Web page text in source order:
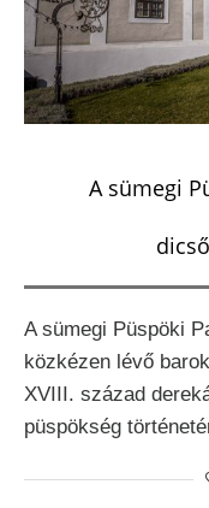
A sümegi
A sümegi Püspöki
közkézen lévő
XVIII. század
püspökség